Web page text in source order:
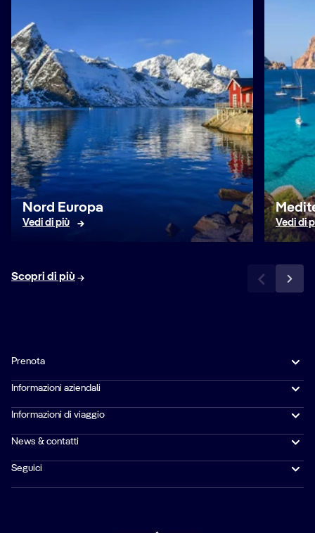
Nord Europa
Vedi di più Vedi di
Scopri di più
Prenota
Informazioni aziendali
Informazioni di viaggio
News & contatti
Seguici